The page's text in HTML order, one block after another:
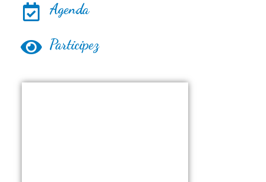
Agenda
Participez